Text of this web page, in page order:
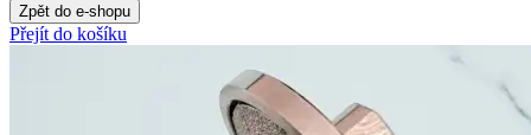
Zpět do e-shopu
Přejít do košíku